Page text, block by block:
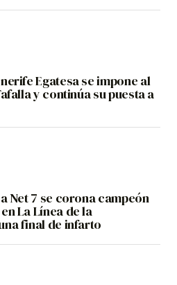
Egatesa se impone al
y continúa su puesta a
Net 7 se corona campeón
La Línea de la
final de infarto